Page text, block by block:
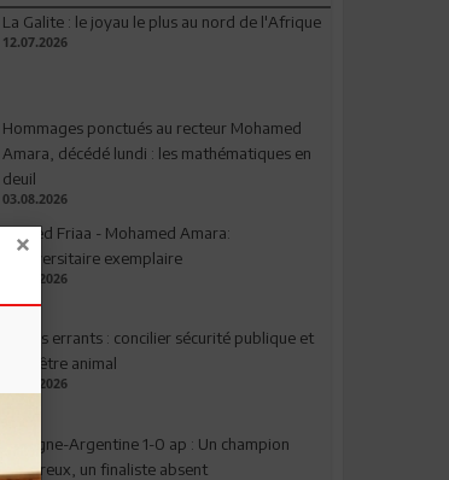
La Galite : le joyau le plus au nord de l'Afrique
12.07.2026
Hommages ponctués au recteur Mohamed
Amara, décédé lundi : les mathématiques en
deuil
03.08.2026
Ahmed Friaa - Mohamed Amara:
l’Universitaire exemplaire
04.08.2026
Chiens errants : concilier sécurité publique et
bien-être animal
17.07.2026
Espagne-Argentine 1-0 ap : Un champion
valeureux, un finaliste absent